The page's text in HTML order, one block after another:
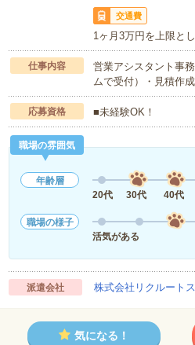
交通費
1ヶ月3万円を上限と
仕事内容
営業アシスタント事
ムで受付）・見積作
応募資格 ■未経験OK！
職場の雰囲気
年齢層
20代
30代 40代
職場の様子
活気がある
派遣会社 株式会社リクルート
気になる！